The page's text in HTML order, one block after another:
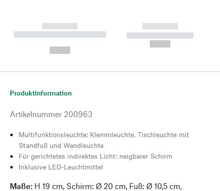
------------
----------- ----------- --------
------------
----------- -----------
Produktinformation
Artikelnummer 200963
Multifunktionsleuchte: Klemmleuchte, Tischleuchte mit
Standfuß und Wandleuchte
Für gerichtetes indirektes Licht: neigbarer Schirm
Inklusive LED-Leuchtmittel
Maße: H 19 cm, Schirm: Ø 20 cm, Fuß: Ø 10,5 cm,